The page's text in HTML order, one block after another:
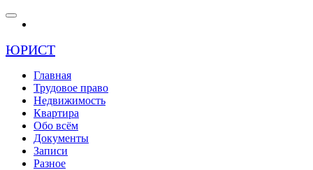
ЮРИСТ
Главная
Трудовое право
Недвижимость
Квартира
Обо всём
Документы
Записи
Разное